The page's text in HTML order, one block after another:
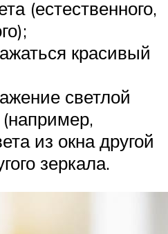
(естественного,
красивый
светлой
из окна другой
зеркала.